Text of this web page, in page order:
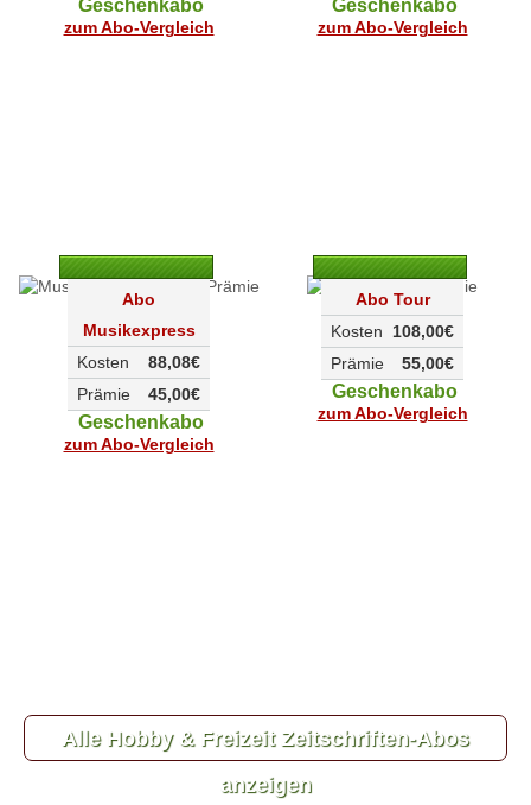
Geschenkabo
zum Abo-Vergleich
Geschenkabo
zum Abo-Vergleich
Abo
Musikexpress
88,08€
Kosten
45,00€
Prämie
Geschenkabo
zum Abo-Vergleich
Abo Tour
108,00€
Kosten
55,00€
Prämie
Geschenkabo
zum Abo-Vergleich
Alle Hobby & Freizeit Zeitschriften-Abos
anzeigen